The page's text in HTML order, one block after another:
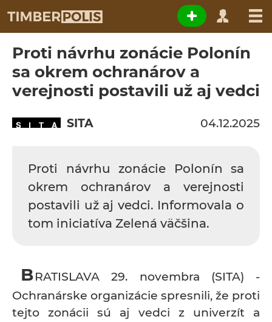
Proti návrhu zonácie Polonín
sa okrem ochranárov a
verejnosti postavili už aj vedci
SITA 04.12.2025
Proti návrhu zonácie Polonín sa
okrem ochranárov a verejnosti
postavili už aj vedci. Informovala o
tom iniciatíva Zelená väčšina.
BRATISLAVA 29. novembra (SITA) -
Ochranárske organizácie spresnili, že proti
tejto zonácii sú aj vedci z univerzít a